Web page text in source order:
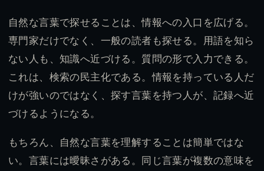
自然な言葉で探せることは、情報への入口を広げる。
専門家だけでなく、一般の読者も探せる。用語を知ら
ない人も、知識へ近づける。質問の形で入力できる。
これは、検索の民主化である。情報を持っている人だ
けが強いのではなく、探す言葉を持つ人が、記録へ近
づけるようになる。
もちろん、自然な言葉を理解することは簡単ではな
い。言葉には曖昧さがある。同じ言葉が複数の意味を